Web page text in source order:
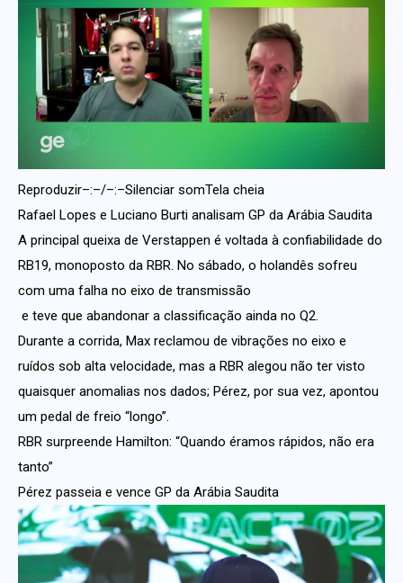
Reproduzir–:–/–:–Silenciar somTela cheia
Rafael Lopes e Luciano Burti analisam GP da Arábia Saudita
A principal queixa de Verstappen é voltada à confiabilidade do
RB19, monoposto da RBR. No sábado, o holandês sofreu
com uma falha no eixo de transmissão
e teve que abandonar a classificação ainda no Q2.
Durante a corrida, Max reclamou de vibrações no eixo e
ruídos sob alta velocidade, mas a RBR alegou não ter visto
quaisquer anomalias nos dados; Pérez, por sua vez, apontou
um pedal de freio “longo”.
RBR surpreende Hamilton: “Quando éramos rápidos, não era
tanto”
Pérez passeia e vence GP da Arábia Saudita